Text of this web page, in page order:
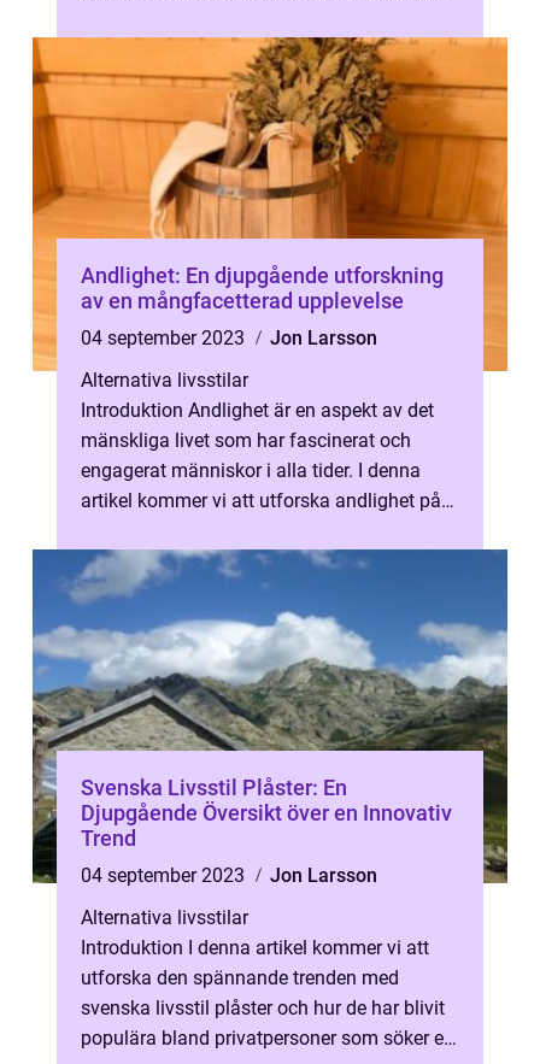
Andlighet: En djupgående utforskning
av en mångfacetterad upplevelse
04 september 2023
Jon Larsson
Alternativa livsstilar
Introduktion Andlighet är en aspekt av det
mänskliga livet som har fascinerat och
engagerat människor i alla tider. I denna
artikel kommer vi att utforska andlighet på
Svenska Livsstil Plåster: En
Djupgående Översikt över en Innovativ
Trend
04 september 2023
Jon Larsson
Alternativa livsstilar
Introduktion I denna artikel kommer vi att
utforska den spännande trenden med
svenska livsstil plåster och hur de har blivit
populära bland privatpersoner som söker en